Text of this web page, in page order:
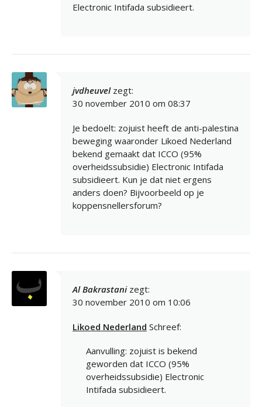
Electronic Intifada subsidieert.
jvdheuvel zegt:
30 november 2010 om 08:37
Je bedoelt: zojuist heeft de anti-palestina
beweging waaronder Likoed Nederland
bekend gemaakt dat ICCO (95%
overheidssubsidie) Electronic Intifada
subsidieert. Kun je dat niet ergens
anders doen? Bijvoorbeeld op je
koppensnellersforum?
Al Bakrastani zegt:
30 november 2010 om 10:06
Likoed Nederland Schreef:
Aanvulling: zojuist is bekend
geworden dat ICCO (95%
overheidssubsidie) Electronic
Intifada subsidieert.